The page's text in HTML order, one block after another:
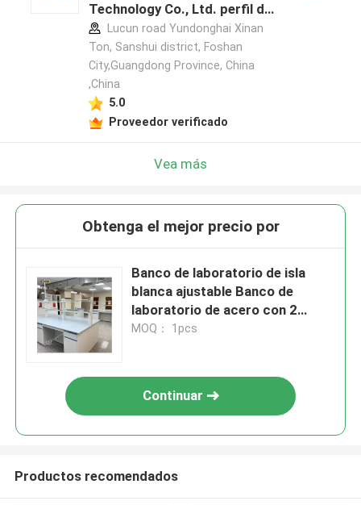
Technology Co., Ltd. perfil del
fabricante
Lucun road Yundonghai Xinan
Ton, Sanshui district, Foshan
City,Guangdong Province, China
,China
5.0
Proveedor verificado
Vea más
Obtenga el mejor precio por
Banco de laboratorio de isla
blanca ajustable Banco de
laboratorio de acero con 2
estanterías y 4 ruedas
MOQ： 1pcs
Continuar
Productos recomendados